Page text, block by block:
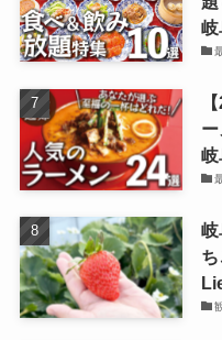
岐
岐
岐
ち